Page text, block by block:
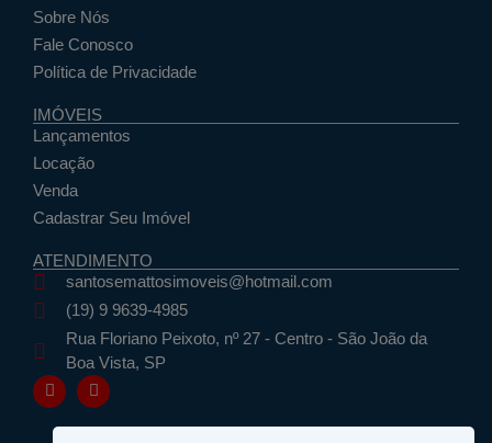
Sobre Nós
Fale Conosco
Política de Privacidade
IMÓVEIS
Lançamentos
Locação
Venda
Cadastrar Seu Imóvel
ATENDIMENTO
santosemattosimoveis@hotmail.com
(19) 9 9639-4985
Rua Floriano Peixoto, nº 27 - Centro - São João da
Boa Vista, SP